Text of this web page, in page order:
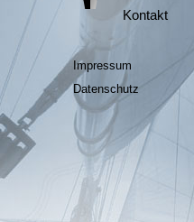
Kontakt
Impressum
Datenschutz